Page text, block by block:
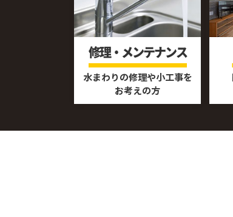
修理・メンテナンス
水まわりの修理や小工事を
お考えの方